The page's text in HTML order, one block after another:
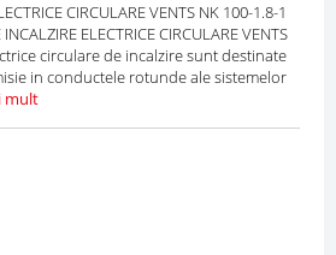
CIRCULARE VENTS NK 100-1.8-1
ELECTRICE CIRCULARE VENTS
circulare de incalzire sunt destinate
in conductele rotunde ale sistemelor
mult